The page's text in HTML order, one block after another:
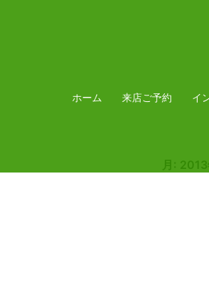
ホーム 来店ご予約 イ
月: 2013